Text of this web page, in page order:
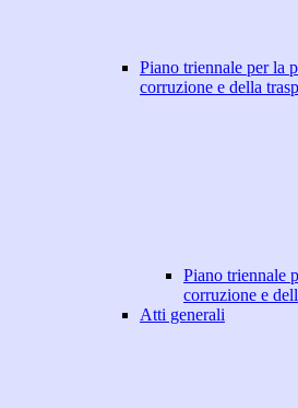
Piano triennale per la
corruzione e della
Piano triennale
corruzione e
Atti generali